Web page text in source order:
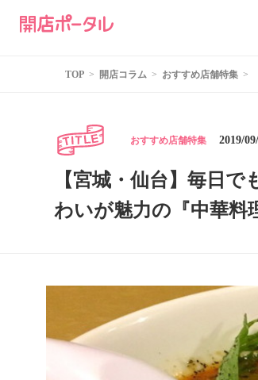
TOP 開店コラム おすすめ店舗特集
おすすめ店舗特集 2019/
【宮城・仙台】毎日
わいが魅力の『中華料